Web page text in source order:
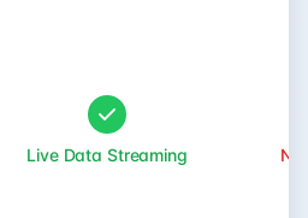
Live Data Streaming